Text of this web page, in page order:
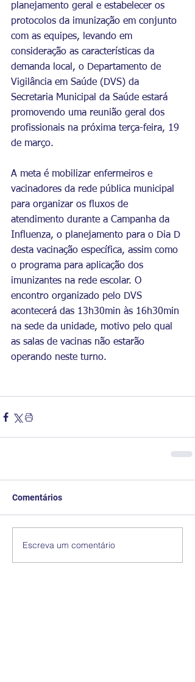
planejamento geral e estabelecer os
protocolos da imunização em conjunto
com as equipes, levando em
consideração as características da
demanda local, o Departamento de
Vigilância em Saúde (DVS) da
Secretaria Municipal da Saúde estará
promovendo uma reunião geral dos
profissionais na próxima terça-feira, 19
de março.
A meta é mobilizar enfermeiros e
vacinadores da rede pública municipal
para organizar os fluxos de
atendimento durante a Campanha da
Influenza, o planejamento para o Dia D
desta vacinação específica, assim como
o programa para aplicação dos
imunizantes na rede escolar. O
encontro organizado pelo DVS
acontecerá das 13h30min às 16h30min
na sede da unidade, motivo pelo qual
as salas de vacinas não estarão
operando neste turno.
Comentários
Escreva um comentário